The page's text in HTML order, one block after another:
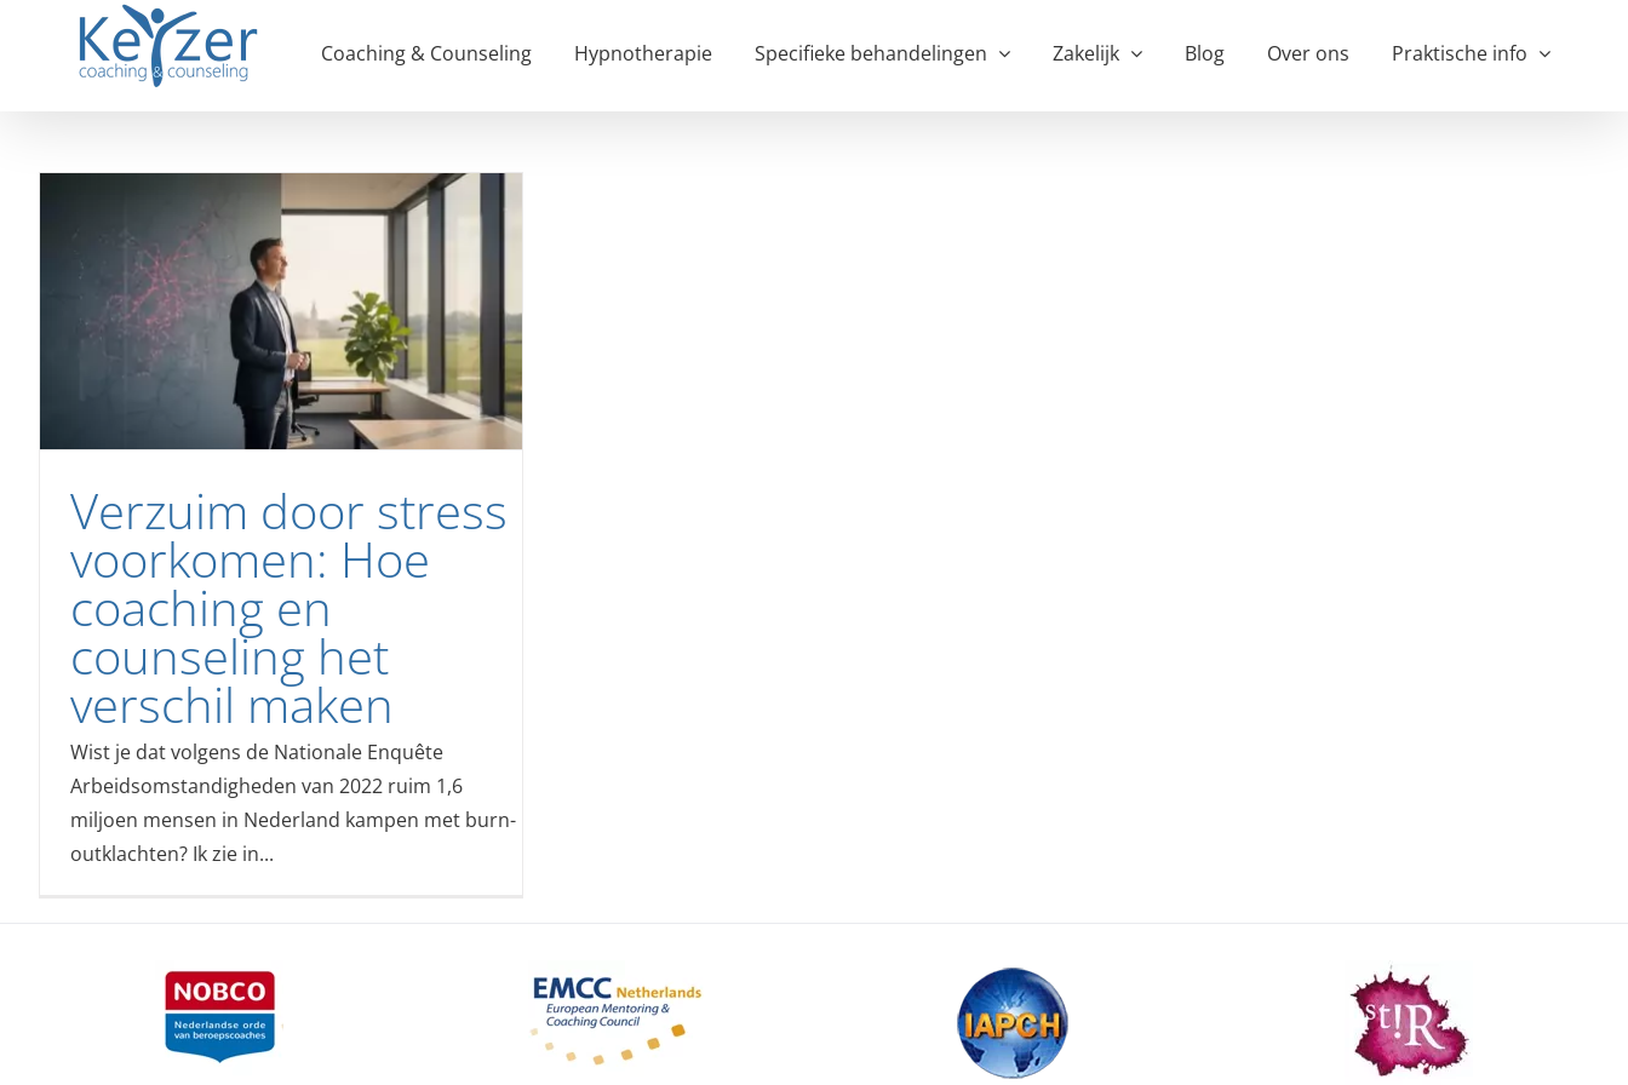
Coaching & Counseling Hypnotherapie Specifieke behandelingen Zakelijk Blog Over ons Praktische info
Verzuim door stress
voorkomen: Hoe
coaching en
counseling het
verschil maken
Wist je dat volgens de Nationale Enquête
Arbeidsomstandigheden van 2022 ruim 1,6
miljoen mensen in Nederland kampen met burn-
outklachten? Ik zie in...